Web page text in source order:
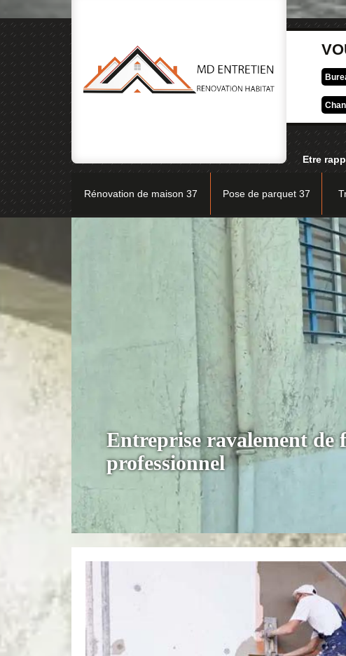
Etre
Rénovation de maison 37 Pose de parquet 37
Entreprise ravalement de
professionnel